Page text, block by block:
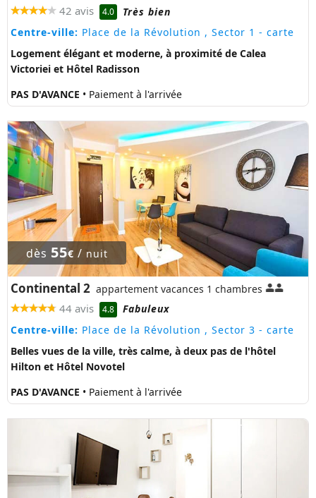
42 avis 4.0
Très bien
Centre-ville: Place de la Révolution , Sector 1 - carte
Logement élégant et moderne, à proximité de Calea
Victoriei et Hôtel Radisson
PAS D'AVANCE • Paiement à l'arrivée
dès 55€ / nuit
Continental 2 appartement vacances 1 chambres
44 avis 4.8
Fabuleux
Centre-ville: Place de la Révolution , Sector 3 - carte
Belles vues de la ville, très calme, à deux pas de l'hôtel
Hilton et Hôtel Novotel
PAS D'AVANCE • Paiement à l'arrivée